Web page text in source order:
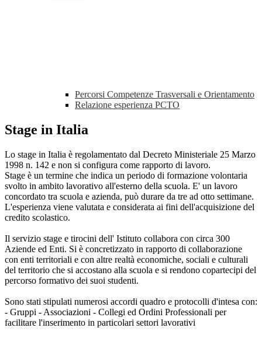
Percorsi Competenze Trasversali e Orientamento
Relazione esperienza PCTO
Stage in Italia
Lo stage in Italia è regolamentato dal Decreto Ministeriale 25 Marzo
1998 n. 142 e non si configura come rapporto di lavoro.
Stage è un termine che indica un periodo di formazione volontaria
svolto in ambito lavorativo all'esterno della scuola. E' un lavoro
concordato tra scuola e azienda, può durare da tre ad otto settimane.
L'esperienza viene valutata e considerata ai fini dell'acquisizione del
credito scolastico.
Il servizio stage e tirocini dell' Istituto collabora con circa 300
Aziende ed Enti. Si è concretizzato in rapporto di collaborazione
con enti territoriali e con altre realtà economiche, sociali e culturali
del territorio che si accostano alla scuola e si rendono copartecipi del
percorso formativo dei suoi studenti.
Sono stati stipulati numerosi accordi quadro e protocolli d'intesa con:
- Gruppi - Associazioni - Collegi ed Ordini Professionali per
facilitare l'inserimento in particolari settori lavorativi